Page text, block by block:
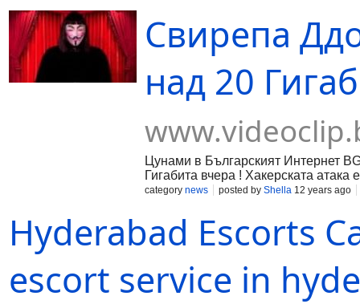
Свирепа
над 20
Цунами в Българският Интернет
Гигабита вчера ! Хакерската
изработине за това БОТОВЕ!
капацитет на 20 gbps. За около
атаката. В момента а и от снощи
http://www.repatagold.com/
category news posted by Shella 12 years ago
Hyderabad Escorts
escort service in